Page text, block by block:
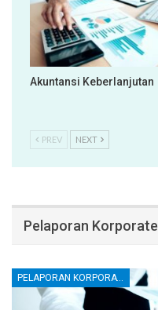
Akuntansi Keberlanjutan
PREV NEXT
Pelaporan Korporate
PELAPORAN KORPORATE